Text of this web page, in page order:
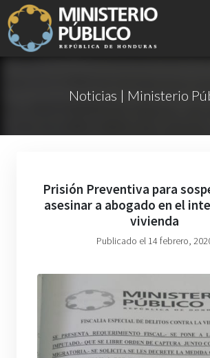
Noticias | Ministerio
Prisión Preventiva para
asesinar a abogado en el
vivienda
Publicado el 14 febrero,